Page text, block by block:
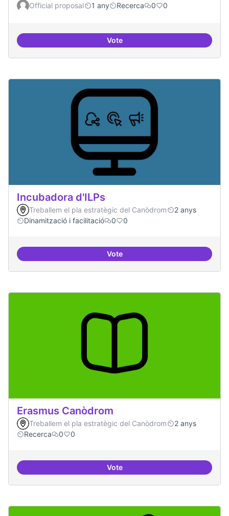
Official proposal 1 any Recerca 0 0
VoteConnectar repositori de
Incubadora d'ILPs
Treballem el pla estratègic del Canòdrom
2 anys
Dinamització i facilitació
0 0
VoteIncubadora d'ILPs
Erasmus Canòdrom
Treballem el pla estratègic del Canòdrom
2 anys
Recerca
0 0
VoteErasmus Canòdrom